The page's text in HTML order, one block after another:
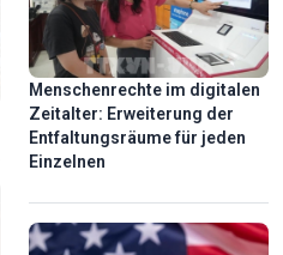
Menschenrechte im digitalen
Zeitalter: Erweiterung der
Entfaltungsräume für jeden
Einzelnen